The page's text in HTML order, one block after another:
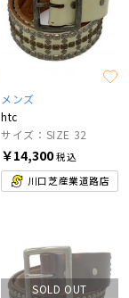
メンズ
htc
サイズ：SIZE 32
￥14,300税込
川口芝産業道路店
SOLD OUT